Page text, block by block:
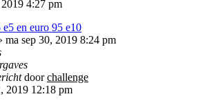
4:27 pm
en euro 95 e10
ma sep 30, 2019 8:24 pm
doorchallenge
2019 12:18 pm